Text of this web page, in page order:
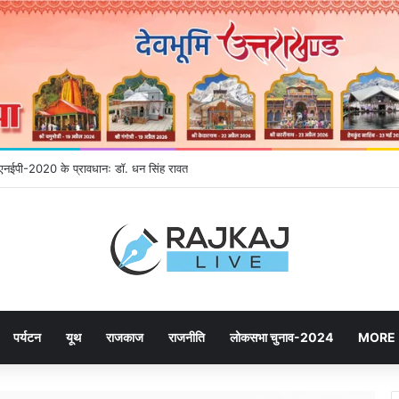
2020 के प्रावधानः डाॅ. धन सिंह रावत
पर्यटन यूथ राजकाज राजनीति लोकसभा चुनाव-2024 MORE